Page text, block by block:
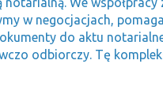
w negocjacjach,
do aktu
odbiorczy. Tę